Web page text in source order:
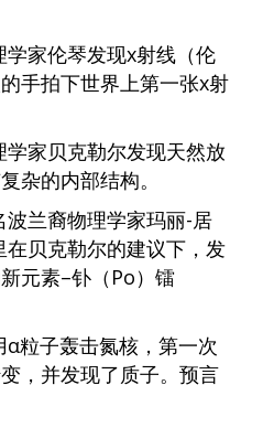
家伦琴发现x射线（伦
手拍下世界上第一张x射
家贝克勒尔发现天然放
杂的内部结构。
兰裔物理学家玛丽-居
贝克勒尔的建议下，发
元素–钋（Po）镭
粒子轰击氮核，第一次
，并发现了质子。预言